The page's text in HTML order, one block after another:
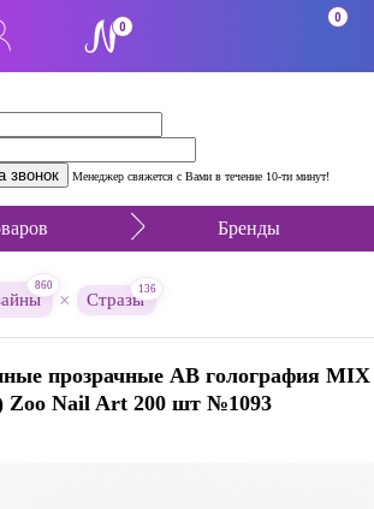
Менеджер свяжется с Вами в течение 10-ти минут!
0
0
Бренды
860
× Стразы
136
прозрачные AB голография MIX
Zoo Nail Art 200 шт №1093